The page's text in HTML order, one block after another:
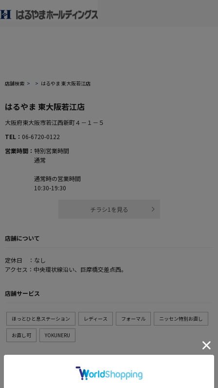
店舗検索 はるやま 東大阪若江店
はるやま 東大阪若江店
大阪府東大阪市若江西新町４－１－５
TEL
06-6720-0122
営業時間
特別営業時間
通常
通常時の営業時間
10:30-19:30
チラシ1を見る
店舗について
定休日 ：なし
アクセス：中央環状線沿い、巨摩橋交差点西。
店舗サービス
ほっとひと息ステーション レディース フォーマル ニッセン特別お直し
お直し可 YOKUNERU